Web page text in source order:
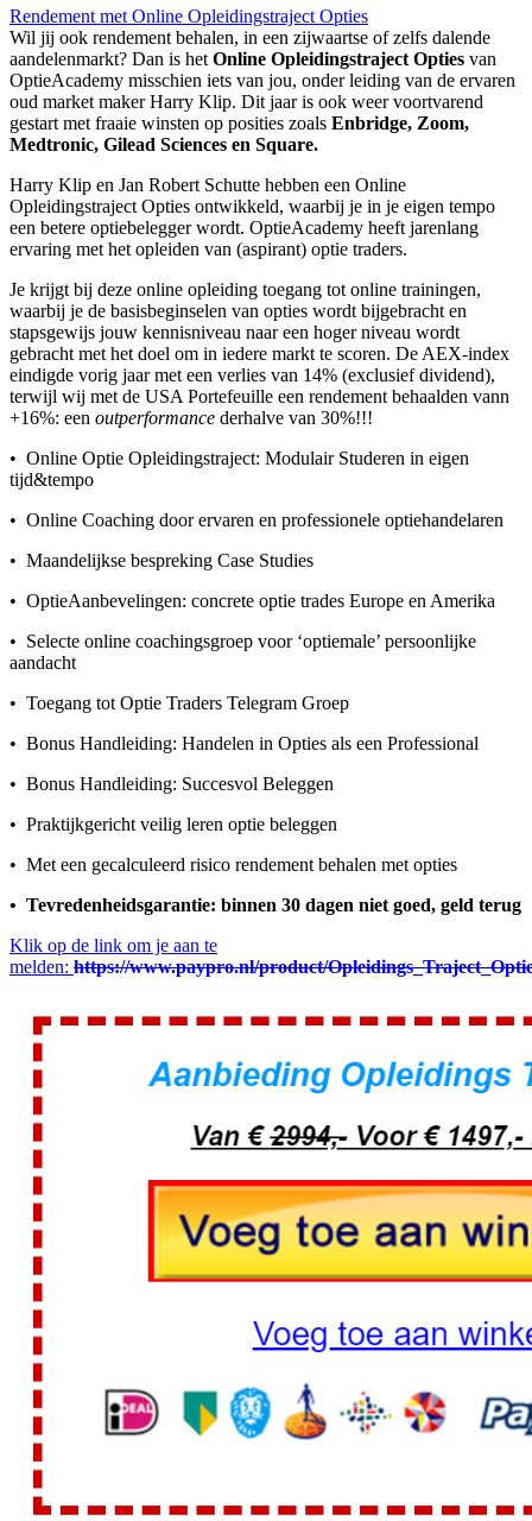
Rendement met Online Opleidingstraject Opties
Wil jij ook rendement behalen, in een zijwaartse of zelfs dalende
aandelenmarkt? Dan is het Online Opleidingstraject Opties van
OptieAcademy misschien iets van jou, onder leiding van de ervaren
oud market maker Harry Klip. Dit jaar is ook weer voortvarend
gestart met fraaie winsten op posities zoals Enbridge, Zoom,
Medtronic, Gilead Sciences en Square.
Harry Klip en Jan Robert Schutte hebben een Online
Opleidingstraject Opties ontwikkeld, waarbij je in je eigen tempo
een betere optiebelegger wordt. OptieAcademy heeft jarenlang
ervaring met het opleiden van (aspirant) optie traders.
Je krijgt bij deze online opleiding toegang tot online trainingen,
waarbij je de basisbeginselen van opties wordt bijgebracht en
stapsgewijs jouw kennisniveau naar een hoger niveau wordt
gebracht met het doel om in iedere markt te scoren. De AEX-index
eindigde vorig jaar met een verlies van 14% (exclusief dividend),
terwijl wij met de USA Portefeuille een rendement behaalden vann
+16%: een outperformance derhalve van 30%!!!
• Online Optie Opleidingstraject: Modulair Studeren in eigen
tijd&tempo
• Online Coaching door ervaren en professionele optiehandelaren
• Maandelijkse bespreking Case Studies
• OptieAanbevelingen: concrete optie trades Europe en Amerika
• Selecte online coachingsgroep voor ‘optiemale’ persoonlijke
aandacht
• Toegang tot Optie Traders Telegram Groep
• Bonus Handleiding: Handelen in Opties als een Professional
• Bonus Handleiding: Succesvol Beleggen
• Praktijkgericht veilig leren optie beleggen
• Met een gecalculeerd risico rendement behalen met opties
• Tevredenheidsgarantie: binnen 30 dagen niet goed, geld terug
Klik op de link om je aan te
melden: https://www.paypro.nl/product/